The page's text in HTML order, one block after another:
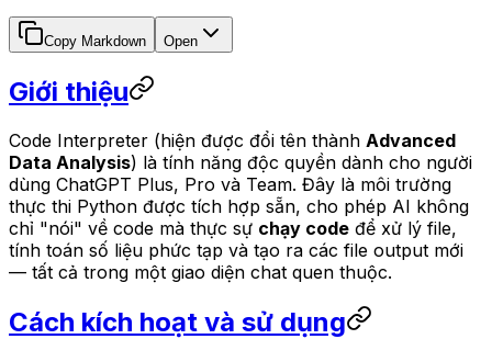
Copy Markdown Open
Giới thiệu
Code Interpreter (hiện được đổi tên thành Advanced
Data Analysis) là tính năng độc quyền dành cho người
dùng ChatGPT Plus, Pro và Team. Đây là môi trường
thực thi Python được tích hợp sẵn, cho phép AI không
chỉ "nói" về code mà thực sự chạy code để xử lý file,
tính toán số liệu phức tạp và tạo ra các file output mới
— tất cả trong một giao diện chat quen thuộc.
Cách kích hoạt và sử dụng